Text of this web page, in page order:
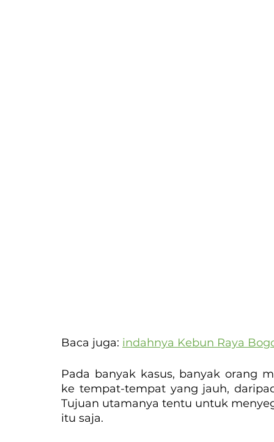
Baca juga: indahnya Kebun Raya
Pada banyak kasus, banyak orang
ke tempat-tempat yang jauh,
Tujuan utamanya tentu untuk
itu saja.